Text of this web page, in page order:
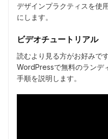
デザインプラクティスを使
にします。
ビデオチュートリアル
読むより見る方がお好みで
WordPressで無料のランデ
手順を説明します。